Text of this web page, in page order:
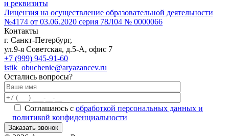
и реквизиты
Лицензия на осуществление образовательной деятельности
№4174 от 03.06.2020 серия 78Л04 № 0000066
Контакты
г. Санкт-Петербург,
ул.9-я Советская, д.5-А, офис 7
+7 (999) 945-91-60
istik_obuchenie@aryazancev.ru
Остались вопросы?
Соглашаюсь с обработкой персональных данных и
политикой конфиденциальности
Заказать звонок